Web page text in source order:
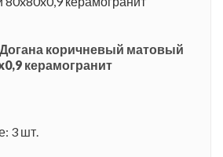
коричневый матовый
керамогранит
3 шт.